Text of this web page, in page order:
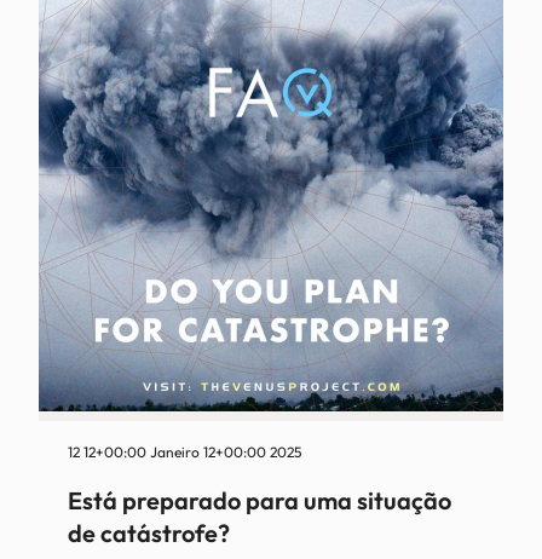
12 12+00:00 Janeiro 12+00:00 2025
Está preparado para uma situação
de catástrofe?